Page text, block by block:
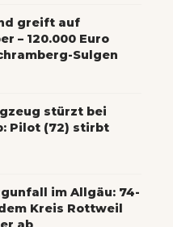
greift auf
– 120.000 Euro
Sulgen
stürzt bei
Pilot (72) stirbt
im Allgäu: 74-
Kreis Rottweil